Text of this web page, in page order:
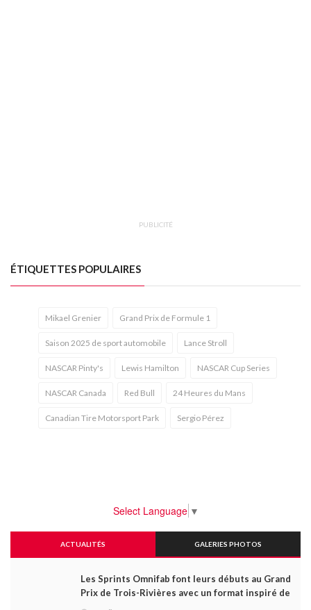
PUBLICITÉ
ÉTIQUETTES POPULAIRES
Mikael Grenier Grand Prix de Formule 1
Saison 2025 de sport automobile Lance Stroll
NASCAR Pinty's Lewis Hamilton NASCAR Cup Series
NASCAR Canada Red Bull 24 Heures du Mans
Canadian Tire Motorsport Park Sergio Pérez
Select Language ▼
ACTUALITÉS GALERIES PHOTOS
Les Sprints Omnifab font leurs débuts au Grand
Prix de Trois-Rivières avec un format inspiré de